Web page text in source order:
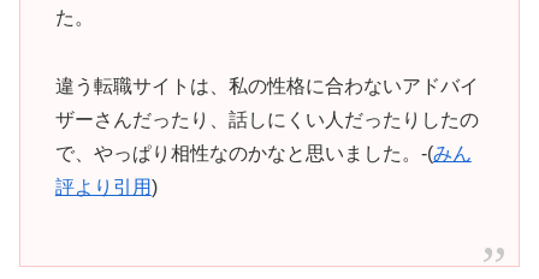
た。
違う転職サイトは、私の性格に合わないアドバイ
ザーさんだったり、話しにくい人だったりしたの
で、やっぱり相性なのかなと思いました。-(みん
評より引用)